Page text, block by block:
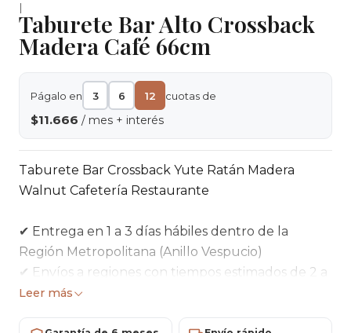
|
Taburete Bar Alto Crossback
Madera Café 66cm
Págalo en 3 6 12 cuotas de
$11.666 / mes + interés
Taburete Bar Crossback Yute Ratán Madera
Walnut Cafetería Restaurante
✔ Entrega en 1 a 3 días hábiles dentro de la
Región Metropolitana (Anillo Vespucio)
✔ Envíos a regiones con tiempos estimados de 2 a
5 días hábiles
Leer más